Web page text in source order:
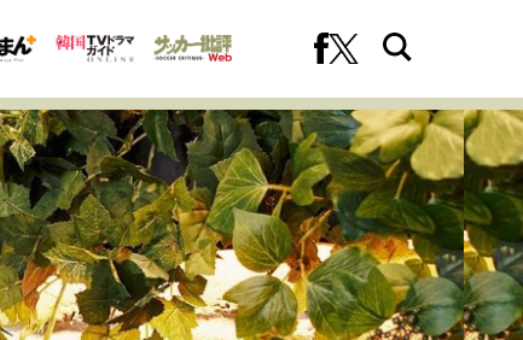
戦
プロフェッショナルの矜持